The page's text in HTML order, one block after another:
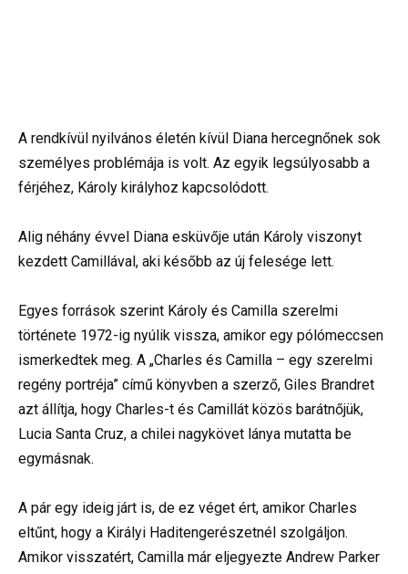
A rendkívül nyilvános életén kívül Diana hercegnőnek sok
személyes problémája is volt. Az egyik legsúlyosabb a
férjéhez, Károly királyhoz kapcsolódott.
Alig néhány évvel Diana esküvője után Károly viszonyt
kezdett Camillával, aki később az új felesége lett.
Egyes források szerint Károly és Camilla szerelmi
története 1972-ig nyúlik vissza, amikor egy pólómeccsen
ismerkedtek meg. A „Charles és Camilla – egy szerelmi
regény portréja” című könyvben a szerző, Giles Brandret
azt állítja, hogy Charles-t és Camillát közös barátnőjük,
Lucia Santa Cruz, a chilei nagykövet lánya mutatta be
egymásnak.
A pár egy ideig járt is, de ez véget ért, amikor Charles
eltűnt, hogy a Királyi Haditengerészetnél szolgáljon.
Amikor visszatért, Camilla már eljegyezte Andrew Parker